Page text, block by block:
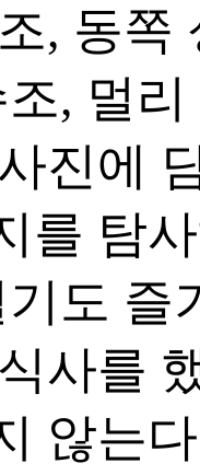
, 동쪽
, 멀
진에
를 탐
도 즐
사를
않는